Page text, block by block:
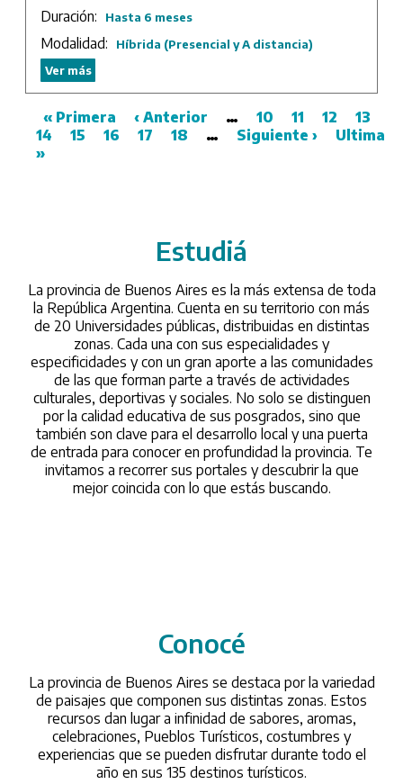
indígenas y el papel del Estado; la problemáticas
actuales y las agendas históricas de los pueblos
originarios. Estos temas son transversales a la currícula
y serán tratados a partir de las problemáticas actuales
que atraviesan a los pueblos originarios como parte de
Duración: 1 cuatrimestre.
Duración: Hasta 6 meses
Modalidad:
Híbrida (Presencial y A distancia)
Ver más
Pagination
First
page
« Primera
Previous
page
‹ Anterior … Page
10 Page
11 Page
12 Page
13
14
Page
15 Page
16 Page
17 Page
18 …
Next
Siguiente ›
Last
Ultima
»
Estudiá
/universidades
La provincia de Buenos Aires es la más extensa de toda
la República Argentina. Cuenta en su territorio con más
de 20 Universidades públicas, distribuidas en distintas
zonas. Cada una con sus especialidades y
especificidades y con un gran aporte a las comunidades
de las que forman parte a través de actividades
culturales, deportivas y sociales. No solo se distinguen
por la calidad educativa de sus posgrados, sino que
también son clave para el desarrollo local y una puerta
de entrada para conocer en profundidad la provincia. Te
invitamos a recorrer sus portales y descubrir la que
mejor coincida con lo que estás buscando.
Conocé
/conoce
La provincia de Buenos Aires se destaca por la variedad
de paisajes que componen sus distintas zonas. Estos
recursos dan lugar a infinidad de sabores, aromas,
celebraciones, Pueblos Turísticos, costumbres y
experiencias que se pueden disfrutar durante todo el
año en sus 135 destinos turísticos.